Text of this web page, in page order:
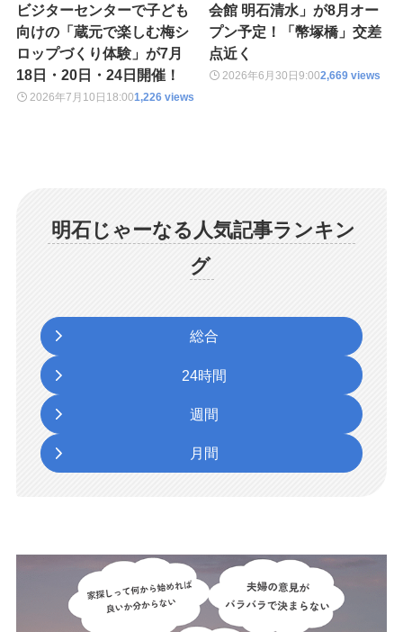
ビジターセンターで子ども
向けの「蔵元で楽しむ梅シ
ロップづくり体験」が7月
18日・20日・24日開催！
2026年7月10日 18:001,226 views
会館 明石清水」が8月オー
プン予定！「幣塚橋」交差
点近く
2026年6月30日9:002,669 views
明石じゃーなる人気記事ランキン
グ
総合
24時間
週間
月間